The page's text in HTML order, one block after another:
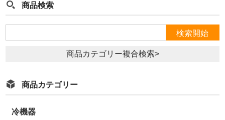
商品検索
商品カテゴリー複合検索>
商品カテゴリー
冷機器